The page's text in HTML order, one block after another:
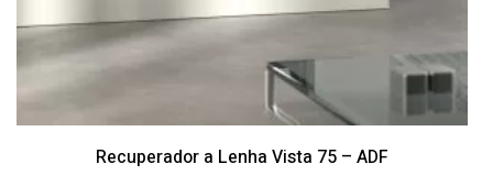
Recuperador a Lenha Vista 75 – ADF